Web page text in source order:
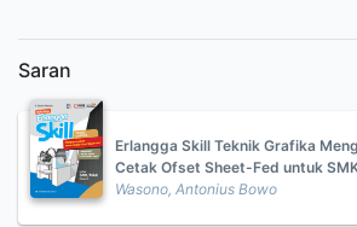
Saran
Erlangga Skill Teknik Grafika
Cetak Ofset Sheet-Fed untuk
Wasono, Antonius Bowo